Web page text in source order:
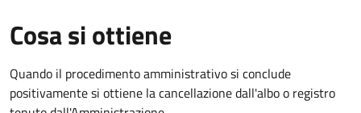
Cosa si ottiene
Quando il procedimento amministrativo si conclude
positivamente si ottiene la cancellazione dall'albo o registro